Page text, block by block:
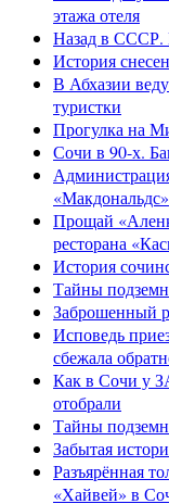
этажа отеля
Назад в СССР.
История
В Абхазии
туристки
Прогулка на
Сочи в 90-х.
«Макдональдс»
Прощай
ресторана
История
Тайны
Заброшенный
Исповедь
сбежала
Как в Сочи у
отобрали
Тайны
Забытая
Разъярённая
«Хайвей» в